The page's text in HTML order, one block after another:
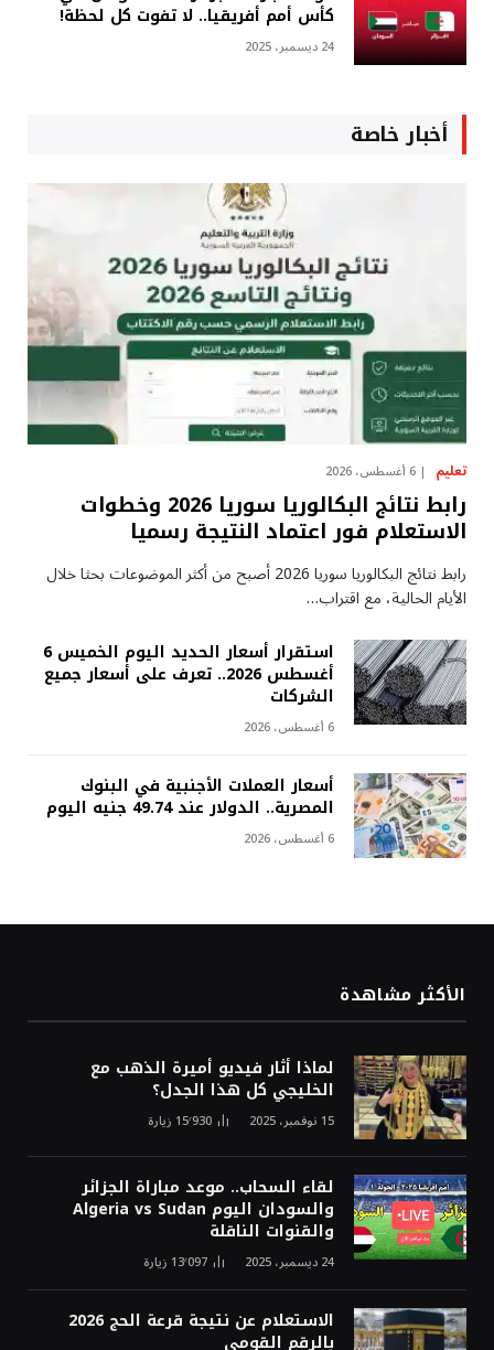
كأس أمم أفريقيا.. لا تفوت كل لحظة!
24 ديسمبر، 2025
أخبار خاصة
تعليم 6 أغسطس، 2026
رابط نتائج البكالوريا سوريا 2026 وخطوات
الاستعلام فور اعتماد النتيجة رسميا
رابط نتائج البكالوريا سوريا 2026 أصبح من أكثر الموضوعات بحثا خلال
الأيام الحالية، مع اقتراب…
استقرار أسعار الحديد اليوم الخميس 6
أغسطس 2026.. تعرف على أسعار جميع
الشركات
6 أغسطس، 2026
أسعار العملات الأجنبية في البنوك
المصرية.. الدولار عند 49.74 جنيه اليوم
6 أغسطس، 2026
الأكثر مشاهدة
لماذا أثار فيديو أميرة الذهب مع
الخليجي كل هذا الجدل؟
15 نوفمبر، 2025 15٬930 زيارة
لقاء السحاب.. موعد مباراة الجزائر
والسودان اليوم Algeria vs Sudan
والقنوات الناقلة
24 ديسمبر، 2025 13٬097 زيارة
الاستعلام عن نتيجة قرعة الحج 2026
بالرقم القومي